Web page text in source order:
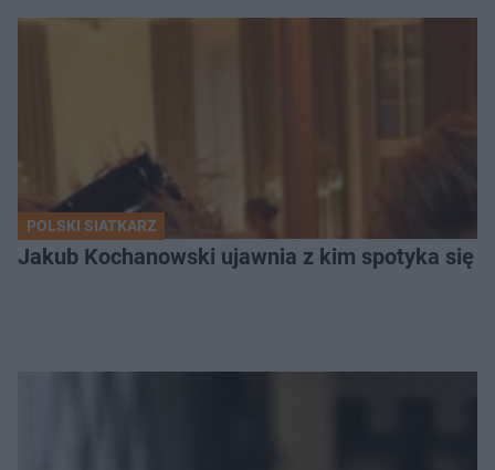
POLSKI SIATKARZ
Jakub Kochanowski ujawnia z kim spotyka się